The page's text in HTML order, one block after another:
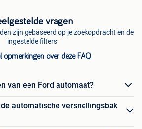
vragen
zijn gebaseerd op je zoekopdracht en de
ingestelde filters
opmerkingen over deze FAQ
van een Ford automaat?
automatische versnellingsbak